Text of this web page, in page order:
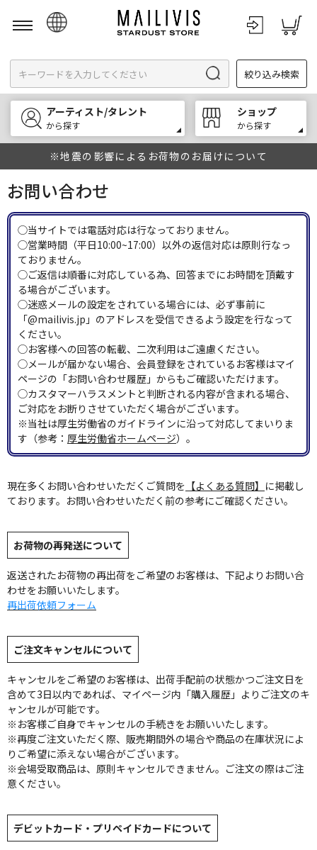
English
한국어
中文
絞り込み検索
アーティスト/タレント
から探す
ショップ
から探す
※地震の影響によるお荷物のお届けについて
お問い合わせ
◯当サイトでは電話対応は行なっておりません。
◯営業時間（平日10:00~17:00）以外の返信対応は原則行なっ
ておりません。
◯ご返信は順番に対応している為、回答までにお時間を頂戴す
る場合がございます。
◯迷惑メールの設定をされている場合には、必ず事前に
「@mailivis.jp」のアドレスを受信できるよう設定を行なって
ください。
◯お客様への回答の転載、二次利用はご遠慮ください。
◯メールが届かない場合、会員登録をされているお客様はマイ
ページの「お問い合わせ履歴」からもご確認いただけます。
◯カスタマーハラスメントと判断される内容が含まれる場合、
ご対応をお断りさせていただく場合がございます。
※当社は厚生労働省のガイドラインに沿って対応してまいりま
す（参考： 厚生労働省ホームページ）。
現在多くお問い合わせいただくご質問を 【よくある質問】 に掲載し
ております。お問い合わせいただく前の参考にご確認ください。
お荷物の再発送について
返送されたお荷物の再出荷をご希望のお客様は、下記よりお問い合
わせをお願いいたします。
再出荷依頼フォーム
ご注文キャンセルについて
キャンセルをご希望のお客様は、出荷手配前の状態かつご注文日を
含めて3日以内であれば、マイページ内「購入履歴」よりご注文のキ
ャンセルが可能です。
※お客様ご自身でキャンセルの手続きをお願いいたします。
※再度ご注文いただく際、販売期間外の場合や商品の在庫状況によ
りご希望に添えない場合がございます。
※会場受取商品は、原則キャンセルできません。ご注文の際はご注
意ください。
デビットカード・プリペイドカードについて